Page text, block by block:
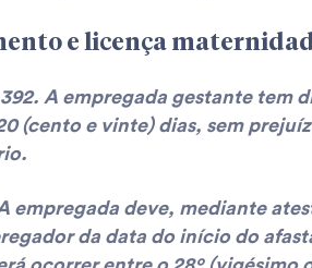
e licença
A empregada gestante tem
(cento e vinte) dias, sem
empregada deve, mediante
da data do início do